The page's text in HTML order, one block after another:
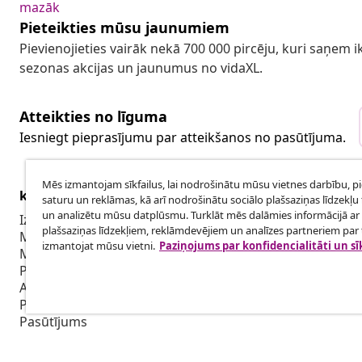
mazāk
Pieteikties mūsu jaunumiem
Pievienojieties vairāk nekā 700 000 pircēju, kuri saņem
sezonas akcijas un jaunumus no vidaXL.
Atteikties no līguma
Iesniegt pieprasījumu par atteikšanos no pasūtījuma.
klientu apkalpoanaš
Izsekot savu pasūtījumu
Mans konts
Maksājums
Piegāde
Atgriešana
Preces informācija
Pasūtījums
Biedru
Sadarbība
Mēs izmantojam sīkfailus, lai nodrošinātu mūsu vietnes darbību,
saturu un reklāmas, kā arī nodrošinātu sociālo plašsaziņas līdzekļu
un analizētu mūsu datplūsmu. Turklāt mēs dalāmies informācijā ar
plašsaziņas līdzekļiem, reklāmdevējiem un analīzes partneriem par
izmantojat mūsu vietni. Paziņojums par konfidencialitāti un